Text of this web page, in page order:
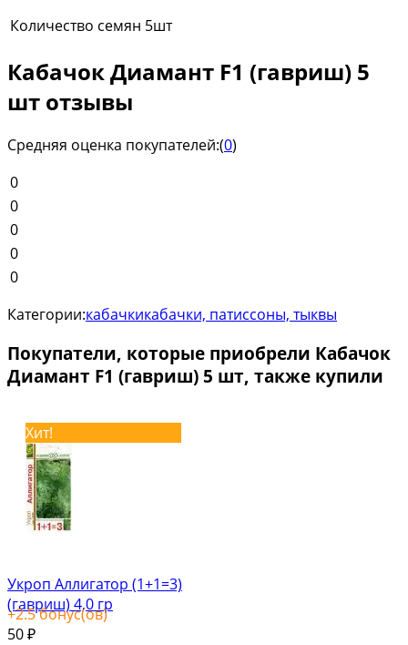
Количество семян 5шт
Кабачок Диамант F1 (гавриш) 5
шт отзывы
Средняя оценка покупателей:(0)
0
0
0
0
0
Категории:кабачкикабачки, патиссоны, тыквы
Покупатели, которые приобрели Кабачок
Диамант F1 (гавриш) 5 шт, также купили
Хит!
Укроп Аллигатор (1+1=3)
(гавриш) 4,0 гр
+2.5бонус(ов)
50 ₽